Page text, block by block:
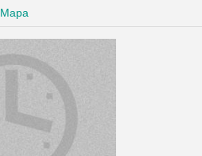
Mapa